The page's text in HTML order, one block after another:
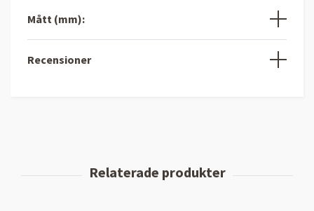
Mått (mm):
Recensioner